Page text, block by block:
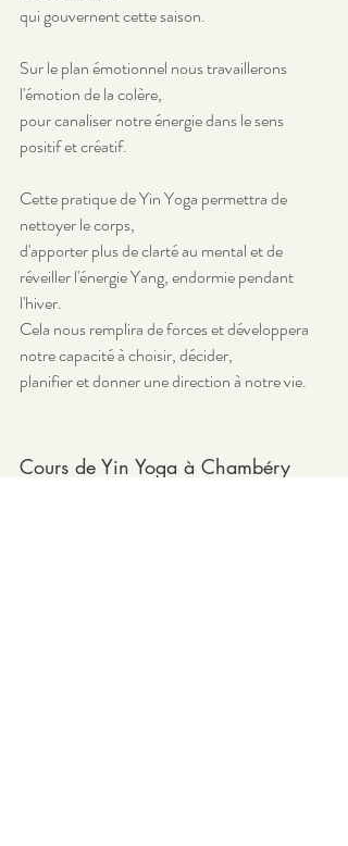
qui gouvernent cette saison.
Sur le plan émotionnel nous travaillerons
l'émotion de la colère,
pour canaliser notre énergie dans le sens
positif et créatif.
Cette pratique de Yin Yoga permettra de
nettoyer le corps,
d'apporter plus de clarté au mental et de
réveiller l'énergie Yang, endormie pendant
l'hiver.
Cela nous remplira de forces et développera
notre capacité à choisir, décider,
planifier et donner une direction à notre vie.
Cours de Yin Yoga à Chambéry